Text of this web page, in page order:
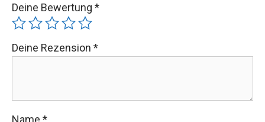
Deine Bewertung *
Deine Rezension *
Name *